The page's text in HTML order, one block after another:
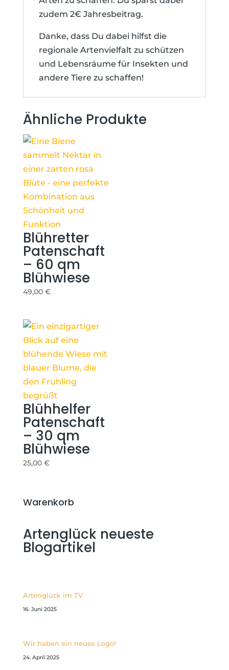
zudem 2€ Jahresbeitrag.
Danke, dass Du dabei hilfst die
regionale Artenvielfalt zu schützen
und Lebensräume für Insekten und
andere Tiere zu schaffen!
Ähnliche Produkte
Blühretter
Patenschaft
– 60 qm
Blühwiese
49,00 €
Blühhelfer
Patenschaft
– 30 qm
Blühwiese
25,00 €
Warenkorb
Artenglück neueste
Blogartikel
Artenglück im TV
16. Juni 2025
Wir haben ein neues Logo!
24. April 2025